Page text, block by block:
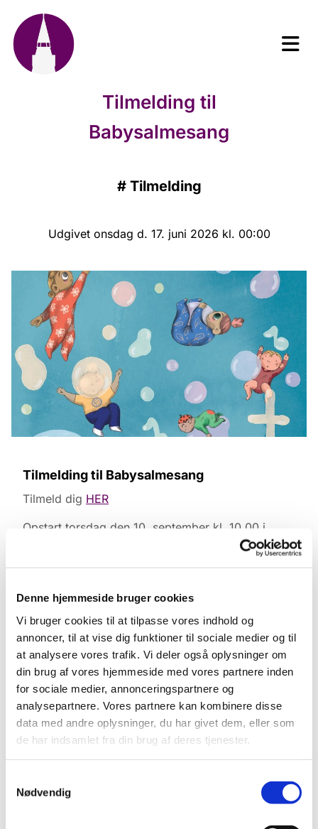
Denne hjemmeside bruger cookies
Vi bruger cookies til at tilpasse vores indhold og
annoncer, til at vise dig funktioner til sociale medier og til
at analysere vores trafik. Vi deler også oplysninger om
din brug af vores hjemmeside med vores partnere inden
for sociale medier, annonceringspartnere og
analysepartnere. Vores partnere kan kombinere disse
data med andre oplysninger, du har givet dem, eller som
de har indsamlet fra din brug af deres tjenester.
Nødvendig
Tilmelding til
Babysalmesang
# Tilmelding
Udgivet onsdag d. 17. juni 2026 kl. 00:00
Tilmelding til Babysalmesang
Tilmeld dig HER
Opstart torsdag den 10. september kl. 10.00 i
Vi tilbyder babysalmesang for de mindste, hvor
musik, rytmer og sange. Babysalmesang er en
hyggelig og lærerig aktivitet, der styrker både
barnets sanser og forældreskabets nærvær.
Vel mødt til Babysalmesang
Du vil måske også kunne